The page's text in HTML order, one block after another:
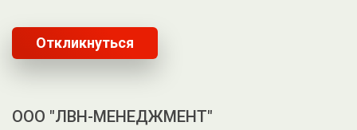
Откликнуться
ООО "ЛВН-МЕНЕДЖМЕНТ"